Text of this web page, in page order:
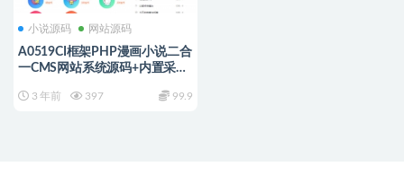
小说源码 网站源码
A0519CI框架PHP漫画小说二合
一CMS网站系统源码+内置采集
3 年前 397 99.9